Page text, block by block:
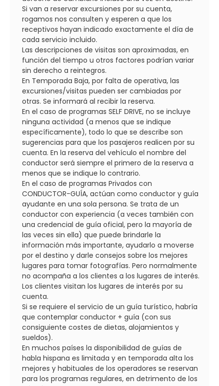
Si van a reservar excursiones por su cuenta,
rogamos nos consulten y esperen a que los
receptivos hayan indicado exactamente el día de
cada servicio incluido.
Las descripciones de visitas son aproximadas, en
función del tiempo u otros factores podrían variar
sin derecho a reintegros.
En Temporada Baja, por falta de operativa, las
excursiones/visitas pueden ser cambiadas por
otras. Se informará al recibir la reserva.
En el caso de programas SELF DRIVE, no se incluye
ninguna actividad (a menos que se indique
específicamente), todo lo que se describe son
sugerencias para que los pasajeros realicen por su
cuenta. En la reserva del vehículo el nombre del
conductor será siempre el primero de la reserva a
menos que se indique lo contrario.
En el caso de programas Privados con
CONDUCTOR-GUÍA, actúan como conductor y guía
ayudante en una sola persona. Se trata de un
conductor con experiencia (a veces también con
una credencial de guía oficial, pero la mayoría de
las veces sin ella) que puede brindarle la
información más importante, ayudarlo a moverse
por el destino y darle consejos sobre los mejores
lugares para tomar fotografías. Pero normalmente
no acompaña a los clientes a los lugares de interés.
Los clientes visitan los lugares de interés por su
cuenta.
Si se requiere el servicio de un guía turístico, habría
que contemplar conductor + guía (con sus
consiguiente costes de dietas, alojamientos y
sueldos).
En muchos países la disponibilidad de guías de
habla hispana es limitada y en temporada alta los
mejores y habituales de los operadores se reservan
para los programas regulares, en detrimento de los